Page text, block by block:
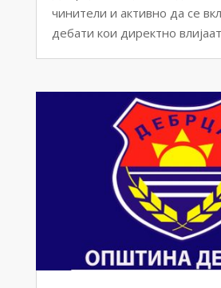
чинители и активно да се
дебати кои директно